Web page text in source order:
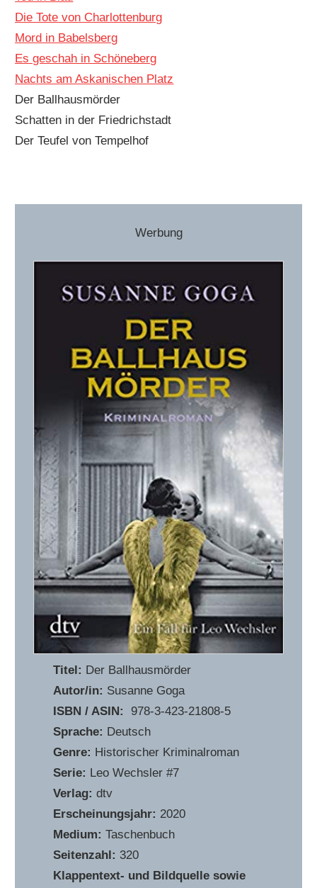
Die Tote von Charlottenburg
Mord in Babelsberg
Es geschah in Schöneberg
Nachts am Askanischen Platz
Der Ballhausmörder
Schatten in der Friedrichstadt
Der Teufel von Tempelhof
Werbung
Titel: Der Ballhausmörder
Autor/in: Susanne Goga
ISBN / ASIN:
‎ 978-3-423-21808-5
Sprache: Deutsch
Genre: Historischer Kriminalroman
Serie: Leo Wechsler #7
Verlag: dtv
Erscheinungsjahr: 2020
Medium: Taschenbuch
Seitenzahl:320
Klappentext- und Bildquelle sowie